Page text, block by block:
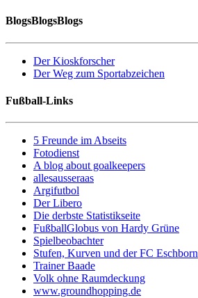
BlogsBlogsBlogs
Der Kioskforscher
Der Weg zum Sportabzeichen
Fußball-Links
5 Freunde im Abseits
Fotodienst
A blog about goalkeepers
allesausseraas
Argifutbol
Der Libero
Die derbste Statistikseite
FußballGlobus von Hardy Grüne
Spielbeobachter
Stufen, Kurven und der FC Eschborn
Trainer Baade
Volk ohne Raumdeckung
www.groundhopping.de